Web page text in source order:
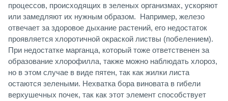
процессов, происходящих в зеленых организмах, ускоряют
или замедляют их нужным образом. Например, железо
отвечает за здоровое дыхание растений, его недостаток
проявляется хлоротичной окраской листвы (побелением).
При недостатке марганца, который тоже ответственен за
образование хлорофилла, также можно наблюдать хлороз,
но в этом случае в виде пятен, так как жилки листа
остаются зелеными. Нехватка бора виновата в гибели
верхушечных почек, так как этот элемент способствует